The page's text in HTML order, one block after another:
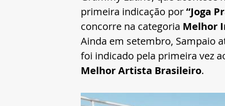
primeira indicação por “Joga
concorre na categoria Melhor
Ainda em setembro, Sampaio
foi indicado pela primeira vez
Melhor Artista Brasileiro.